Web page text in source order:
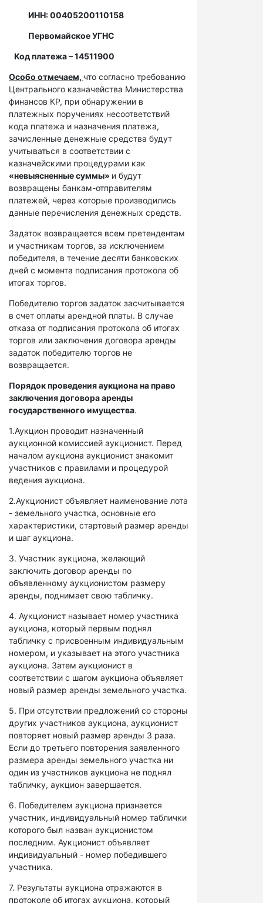
ИНН: 00405200110158
Первомайское УГНС
Код платежа – 14511900
Особо отмечаем, что согласно требованию
Центрального казначейства Министерства
финансов КР, при обнаружении в
платежных поручениях несоответствий
кода платежа и назначения платежа,
зачисленные денежные средства будут
учитываться в соответствии с
казначейскими процедурами как
«невыясненные суммы» и будут
возвращены банкам-отправителям
платежей, через которые производились
данные перечисления денежных средств.
Задаток возвращается всем претендентам
и участникам торгов, за исключением
победителя, в течение десяти банковских
дней с момента подписания протокола об
итогах торгов.
Победителю торгов задаток засчитывается
в счет оплаты арендной платы. В случае
отказа от подписания протокола об итогах
торгов или заключения договора аренды
задаток победителю торгов не
возвращается.
Порядок проведения аукциона на право
заключения договора аренды
государственного имущества.
1.Аукцион проводит назначенный
аукционной комиссией аукционист. Перед
началом аукциона аукционист знакомит
участников с правилами и процедурой
ведения аукциона.
2.Аукционист объявляет наименование лота
- земельного участка, основные его
характеристики, стартовый размер аренды
и шаг аукциона.
3. Участник аукциона, желающий
заключить договор аренды по
объявленному аукционистом размеру
аренды, поднимает свою табличку.
4. Аукционист называет номер участника
аукциона, который первым поднял
табличку с присвоенным индивидуальным
номером, и указывает на этого участника
аукциона. Затем аукционист в
соответствии с шагом аукциона объявляет
новый размер аренды земельного участка.
5. При отсутствии предложений со стороны
других участников аукциона, аукционист
повторяет новый размер аренды 3 раза.
Если до третьего повторения заявленного
размера аренды земельного участка ни
один из участников аукциона не поднял
табличку, аукцион завершается.
6. Победителем аукциона признается
участник, индивидуальный номер таблички
которого был назван аукционистом
последним. Аукционист объявляет
индивидуальный - номер победившего
участника.
7. Результаты аукциона отражаются в
протоколе об итогах аукциона, который